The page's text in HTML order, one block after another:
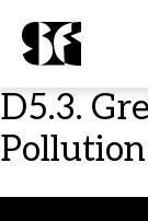
D5.3.
Pollution